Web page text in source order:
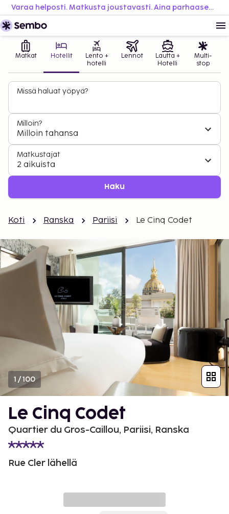
Varaa helposti. Matkusta joustavasti. Aina parhaaseen hintaan.
Matkat Hotellit
Lento +
hotelli
Lennot
Lautta +
Hotelli
Multi-
stop
Missä haluat yöpyä?
Milloin?
Milloin tahansa
Matkustajat
2 aikuista
Haku
Koti Ranska Pariisi Le Cinq Codet
1 /100
Le Cinq Codet
Quartier du Gros-Caillou, Pariisi, Ranska
Rue Cler lähellä